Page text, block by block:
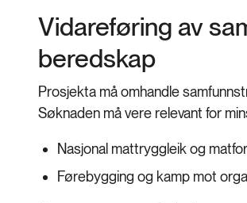
Vidareføring av
beredskap
Prosjekta må omhandle
Søknaden må vere relevant for
Nasjonal mattryggleik og
Førebygging og kamp mot